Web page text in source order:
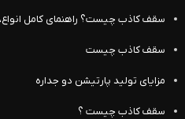
سقف کاذب چیست؟ راهنمای کامل
سقف کاذب چیست
مزایای تولید پارتیشن دو جداره
سقف کاذب چیست ؟